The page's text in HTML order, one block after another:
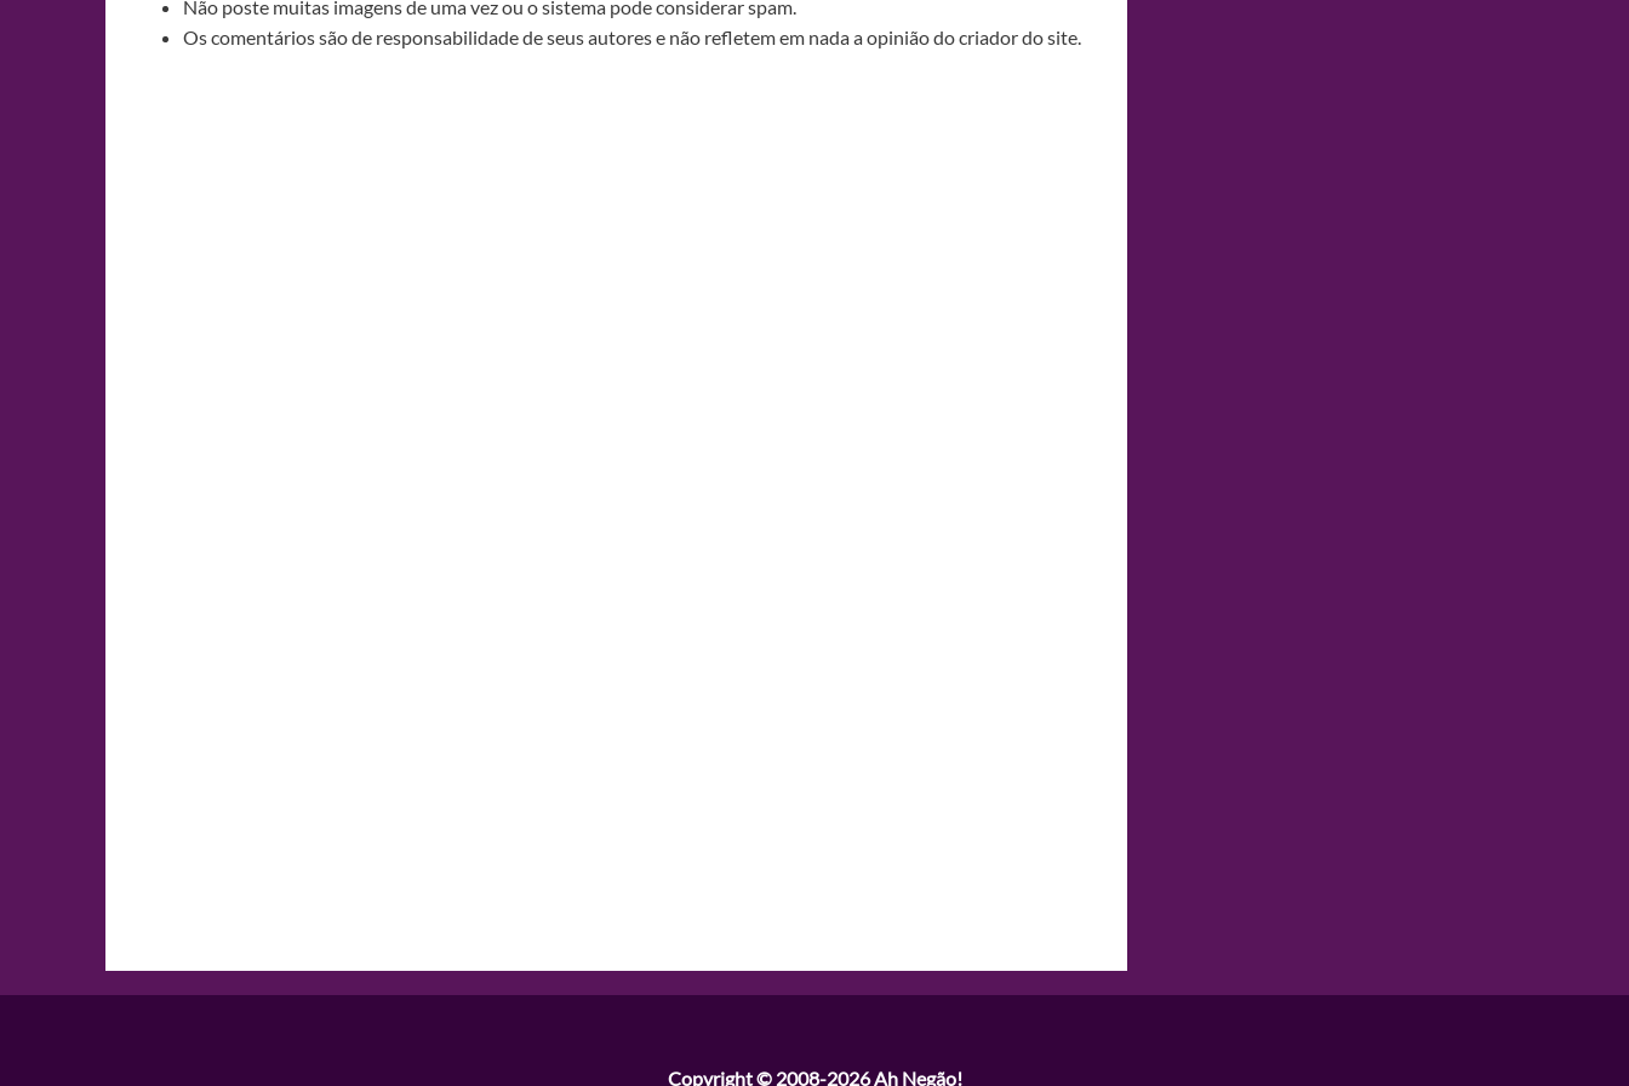
Não poste muitas imagens de uma vez ou o sistema pode considerar spam.
Os comentários são de responsabilidade de seus autores e não refletem em nada a opinião do criador do site.
Copyright © 2008-2026Ah Negão!